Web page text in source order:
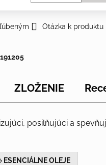
Otázka k produktu
191205
ZLOŽENIE
posilňujúci a
ESENCIÁLNE OLEJE